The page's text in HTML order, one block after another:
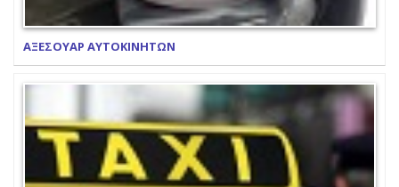
ΑΞΕΣΟΥΑΡ ΑΥΤΟΚΙΝΗΤΩΝ